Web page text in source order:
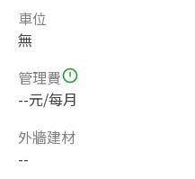
車位
無
管理費
--元/每月
外牆建材
--